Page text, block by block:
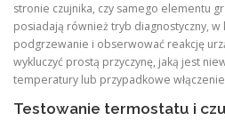
stronie czujnika, czy samego elementu
posiadają również tryb diagnostyczny,
podgrzewanie i obserwować reakcję
wykluczyć prostą przyczynę, jaką jest
temperatury lub przypadkowe
Testowanie termostatu i